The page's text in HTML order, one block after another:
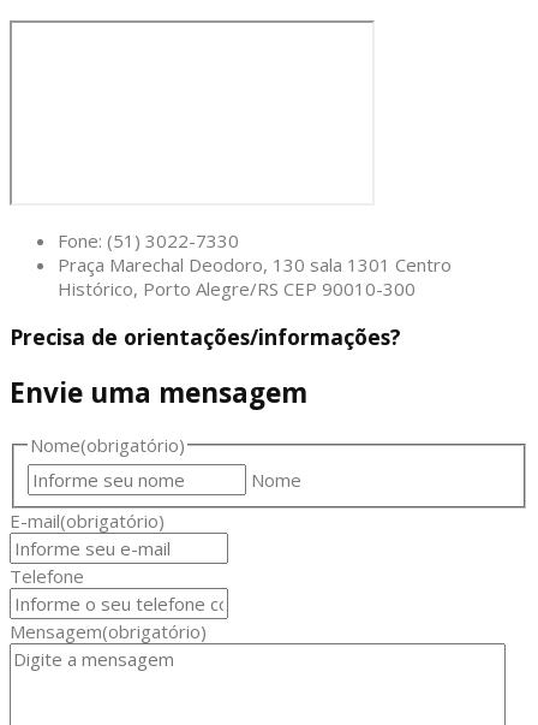
Fone: (51) 3022-7330
Praça Marechal Deodoro, 130 sala 1301 Centro
Histórico, Porto Alegre/RS CEP 90010-300
Precisa de orientações/informações?
Envie uma mensagem
Nome(obrigatório)
Nome
E-mail(obrigatório)
Telefone
Mensagem(obrigatório)